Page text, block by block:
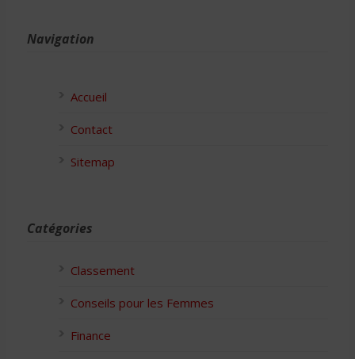
Navigation
Accueil
Contact
Sitemap
Catégories
Classement
Conseils pour les Femmes
Finance